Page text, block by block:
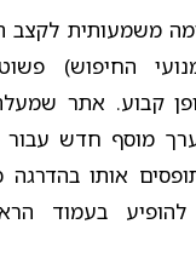
משמעותית לקצב
החיפוש)
קבוע. אתר
מוסף חדש עבור
אותו
להופיע בעמוד